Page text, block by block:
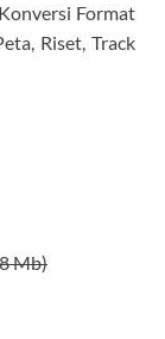
Format
Riset, Track
Mb)